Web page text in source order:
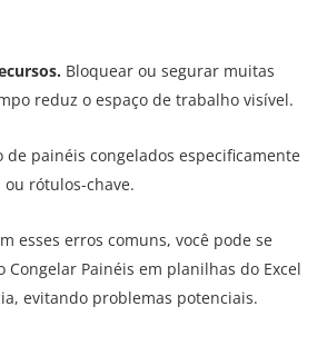
Bloquear ou segurar muitas
reduz o espaço de trabalho visível.
de painéis congelados especificamente
rótulos-chave.
esses erros comuns, você pode se
Congelar Painéis em planilhas do Excel
evitando problemas potenciais.